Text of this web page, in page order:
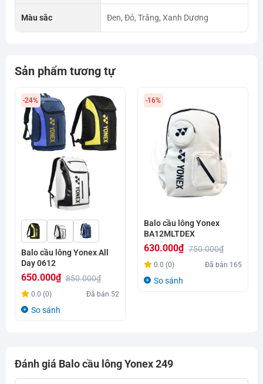
Màu sắc Đen, Đỏ, Trắng, Xanh Dương
Sản phẩm tương tự
-24%
Balo cầu lông Yonex All
Day 0612
850.000₫
Giá
gốc
650.000₫
Giá
hiện
0.0 (0) Đã bán 52
So sánh
-16%
Balo cầu lông Yonex
BA12MLTDEX
750.000₫
Giá
gốc
630.000₫
Giá
hiện
0.0 (0) Đã bán 165
So sánh
Đánh giá Balo cầu lông Yonex 249